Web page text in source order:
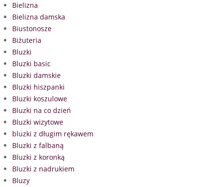
Bielizna
Bielizna damska
Biustonosze
Biżuteria
Bluzki
Bluzki basic
Bluzki damskie
Bluzki hiszpanki
Bluzki koszulowe
Bluzki na co dzień
Bluzki wizytowe
bluzki z długim rękawem
Bluzki z falbaną
Bluzki z koronką
Bluzki z nadrukiem
Bluzy